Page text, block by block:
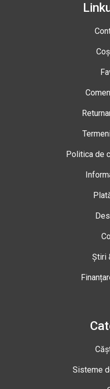
Politica de
Știri
Sisteme